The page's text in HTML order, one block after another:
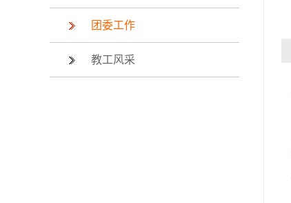
团委工作
教工风采